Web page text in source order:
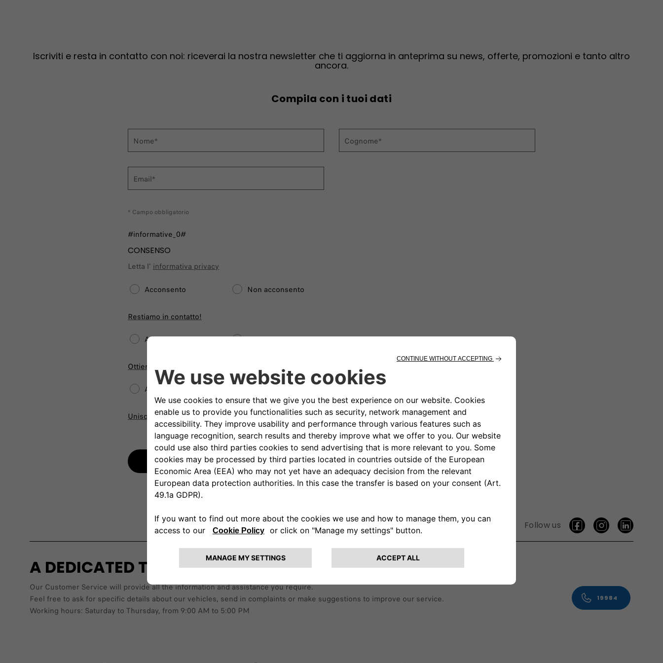
Iscriviti e resta in contatto con noi: riceverai la nostra newsletter che ti aggiorna in anteprima su news, offerte, promozioni e tanto altro
ancora.
Compila con i tuoi dati
Nome* Cognome*
Email*
* Campo obbligatorio
#informative_0#
CONSENSO
Letta l' informativa privacy
Acconsento Non acconsento
Restiamo in contatto!
Acconsento Non acconsento
Ottieni offerte migliori!
Acconsento
Unisciti ai nostri Partners!
Invia
Follow us
A DEDICATED TEAM TO SUPPORT YOU
Our Customer Service will provide all the information and assistance you require.
Feel free to ask for specific details about our vehicles, send in complaints or make suggestions to improve our service.
Working hours: Saturday to Thursday, from 9:00 AM to 5:00 PM
19984